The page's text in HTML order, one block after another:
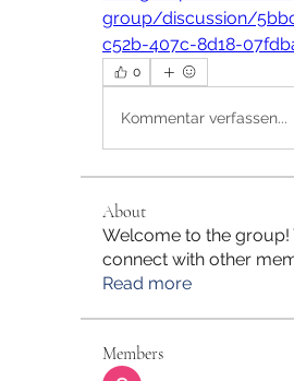
group/discussion/
c52b-407c-8d18-
0
Kommentar verfassen...
About
Welcome to the group!
connect with other
Read more
Members